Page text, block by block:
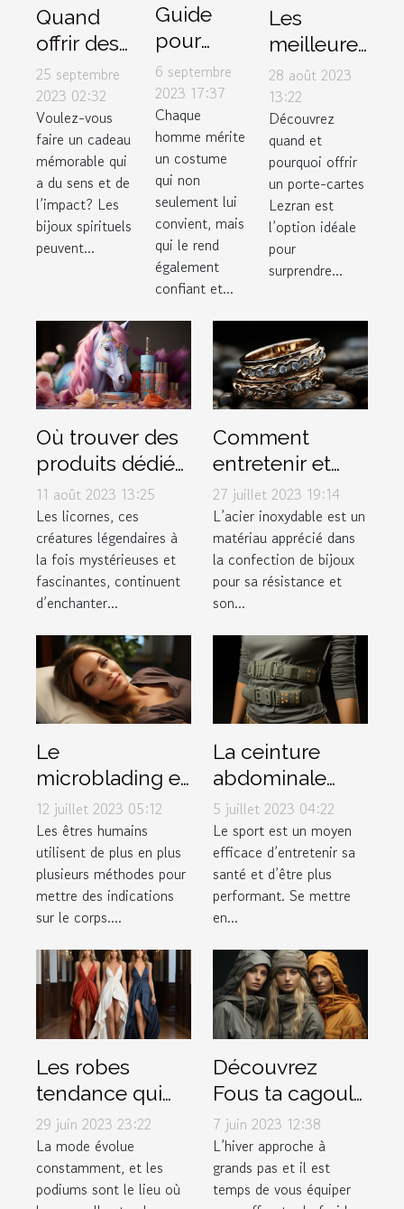
Quand
offrir des
bijoux
spirituels
pour
maximiser
leur
impact
25 septembre
2023 02:32
Voulez-vous
faire un cadeau
mémorable qui
a du sens et de
l’impact? Les
bijoux spirituels
peuvent...
Guide
pour
choisir le
costume
parfait
dans un
magasin
de luxe
6 septembre
2023 17:37
Chaque
homme mérite
un costume
qui non
seulement lui
convient, mais
qui le rend
également
confiant et...
Les
meilleures
occasions
pour offrir
un porte-
cartes
Lezran
28 août 2023
13:22
Découvrez
quand et
pourquoi offrir
un porte-cartes
Lezran est
l’option idéale
pour
surprendre...
Où trouver des
produits dédiés
aux licornes ?
11 août 2023 13:25
Les licornes, ces
créatures légendaires à
la fois mystérieuses et
fascinantes, continuent
d’enchanter...
Comment
entretenir et
conserver vos
bijoux en acier
inoxydable
27 juillet 2023 19:14
L’acier inoxydable est un
matériau apprécié dans
la confection de bijoux
pour sa résistance et
son...
Le
microblading et
tout ce qu’il faut
savoir à ce
propos
12 juillet 2023 05:12
Les êtres humains
utilisent de plus en plus
plusieurs méthodes pour
mettre des indications
sur le corps....
La ceinture
abdominale
pulsée :
pourquoi l'avoir
dans votre
garde-robe ?
5 juillet 2023 04:22
Le sport est un moyen
efficace d’entretenir sa
santé et d’être plus
performant. Se mettre
en...
Les robes
tendance qui
font fureur sur
les podiums de
la mode
29 juin 2023 23:22
La mode évolue
constamment, et les
podiums sont le lieu où
Découvrez
Fous ta cagoule
: la boutique
incontournable
pour vos
accessoires
7 juin 2023 12:38
L’hiver approche à
grands pas et il est
temps de vous équiper